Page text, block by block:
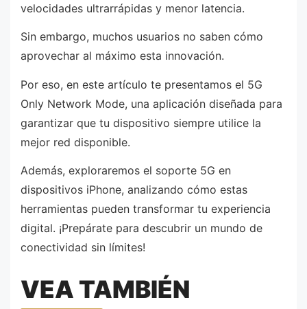
velocidades ultrarrápidas y menor latencia.
Sin embargo, muchos usuarios no saben cómo
aprovechar al máximo esta innovación.
Por eso, en este artículo te presentamos el 5G
Only Network Mode, una aplicación diseñada para
garantizar que tu dispositivo siempre utilice la
mejor red disponible.
Además, exploraremos el soporte 5G en
dispositivos iPhone, analizando cómo estas
herramientas pueden transformar tu experiencia
digital. ¡Prepárate para descubrir un mundo de
conectividad sin límites!
VEA TAMBIÉN